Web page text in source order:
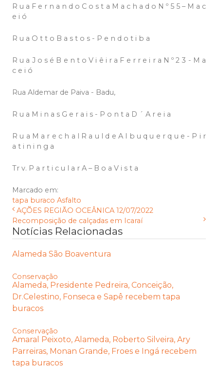
R u a F e r n a n d o C o s t a M a c h a d o N º 5 5 – M a c
e i ó
R u a O t t o B a s t o s - P e n d o t i b a
R u a J o s é B e n t o V i ê i r a F e r r e i r a N º 2 3 - M a
c e i ó
Rua Aldemar de Paiva - Badu,
R u a M i n a s G e r a i s - P o n t a D ´ A r e i a
R u a M a r e c h a l R a u l d e A l b u q u e r q u e - P i r
a t i n i n g a
Tr v. P a r t i c u l a r A – B o a V i s t a
Marcado em:
tapa buraco Asfalto
AÇÕES REGIÃO OCEÂNICA 12/07/2022
Recomposição de calçadas em Icaraí
Notícias Relacionadas
Alameda São Boaventura
Conservação
Alameda, Presidente Pedreira, Conceição,
Dr.Celestino, Fonseca e Sapê recebem tapa
buracos
Conservação
Amaral Peixoto, Alameda, Roberto Silveira, Ary
Parreiras, Monan Grande, Froes e Ingá recebem
tapa buracos